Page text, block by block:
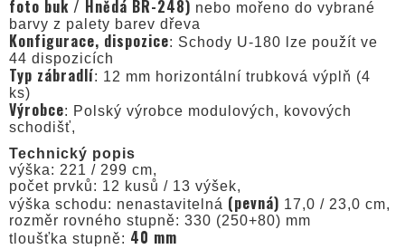
foto buk / Hnědá BR-248) nebo mořeno do vybrané
barvy z palety barev dřeva
Konfigurace, dispozice: Schody U-180 lze použít ve
44 dispozicích
Typ zábradlí: 12 mm horizontální trubková výplň (4
ks)
Výrobce: Polský výrobce modulových, kovových
schodišť,
Technický popis
výška: 221 / 299 cm,
počet prvků: 12 kusů / 13 výšek,
výška schodu: nenastavitelná (pevná) 17,0 / 23,0 cm,
rozměr rovného stupně: 330 (250+80) mm
tloušťka stupně: 40 mm